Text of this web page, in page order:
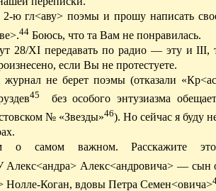
ю гл<аву> поэмы и прошу написать
44 Боюсь, что та Вам не понравилась.
28/ХI передавать по радио — эту и III,
если Вы не протестуете.
не берет поэмы (отказали «
45
без особого энтузиазма
№ «Звезды»46). Но сейчас я буду
о самомважном. Расскажите
Алекс<андра> Алекс<андровича> — сын
Нолле-Коган, вдовы Петра Семен<овича>